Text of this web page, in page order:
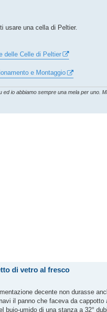
usare una cella di Peltier.
delle Celle di Peltier
e Montaggio
io abbiamo sempre una mela per uno.
di vetro al fresco
decente non durasse
il panno che faceva da
buio-umido di una stanza a 32°